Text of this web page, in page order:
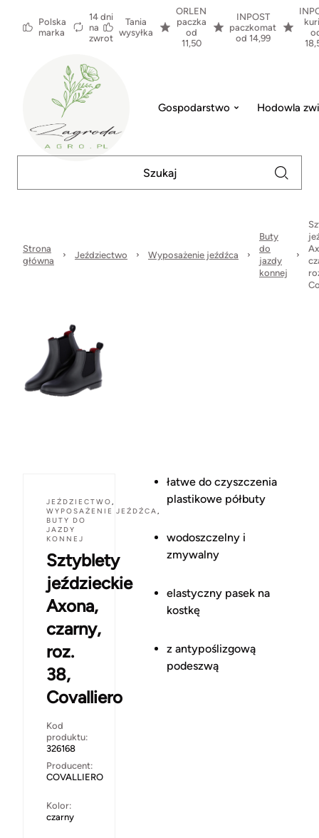
Polska
marka
14 dni
na
zwrot
Tania
wysyłka
ORLEN
paczka
od
11,50
INPOST
paczkomat
od 14,99
Gospodarstwo Hodowla
Strona
główna
Jeździectwo Wyposażenie jeźdźca
Buty
do
jazdy
konnej
JEŹDZIECTWO,
WYPOSAŻENIE JEŹDŹCA,
BUTY DO
JAZDY
KONNEJ
Sztyblety
jeździeckie
Axona,
czarny,
roz.
38,
Covalliero
Kod
produktu:
326168
Producent:
COVALLIERO
Kolor:
czarny
łatwe do czyszczenia
plastikowe półbuty
wodoszczelny i
zmywalny
elastyczny pasek na
kostkę
z antypoślizgową
podeszwą